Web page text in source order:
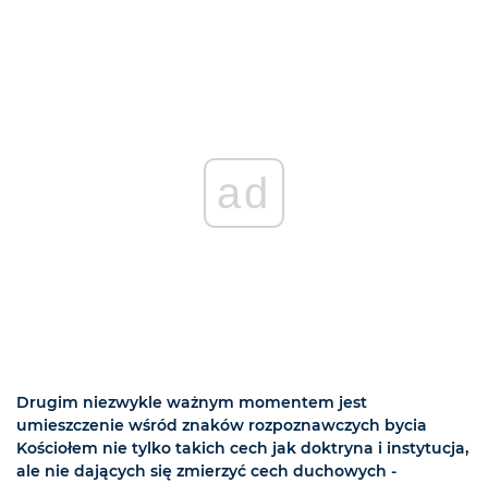
ad
Drugim niezwykle ważnym momentem jest
umieszczenie wśród znaków rozpoznawczych bycia
Kościołem nie tylko takich cech jak doktryna i instytucja,
ale nie dających się zmierzyć cech duchowych -